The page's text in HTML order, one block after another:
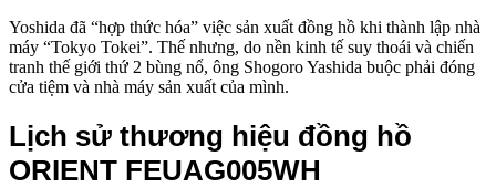
Yoshida đã “hợp thức hóa” việc sản xuất đồng hồ khi thành lập nhà
máy “Tokyo Tokei”. Thế nhưng, do nền kinh tế suy thoái và chiến
tranh thế giới thứ 2 bùng nổ, ông Shogoro Yashida buộc phải đóng
cửa tiệm và nhà máy sản xuất của mình.
Lịch sử thương hiệu đồng hồ
ORIENT FEUAG005WH